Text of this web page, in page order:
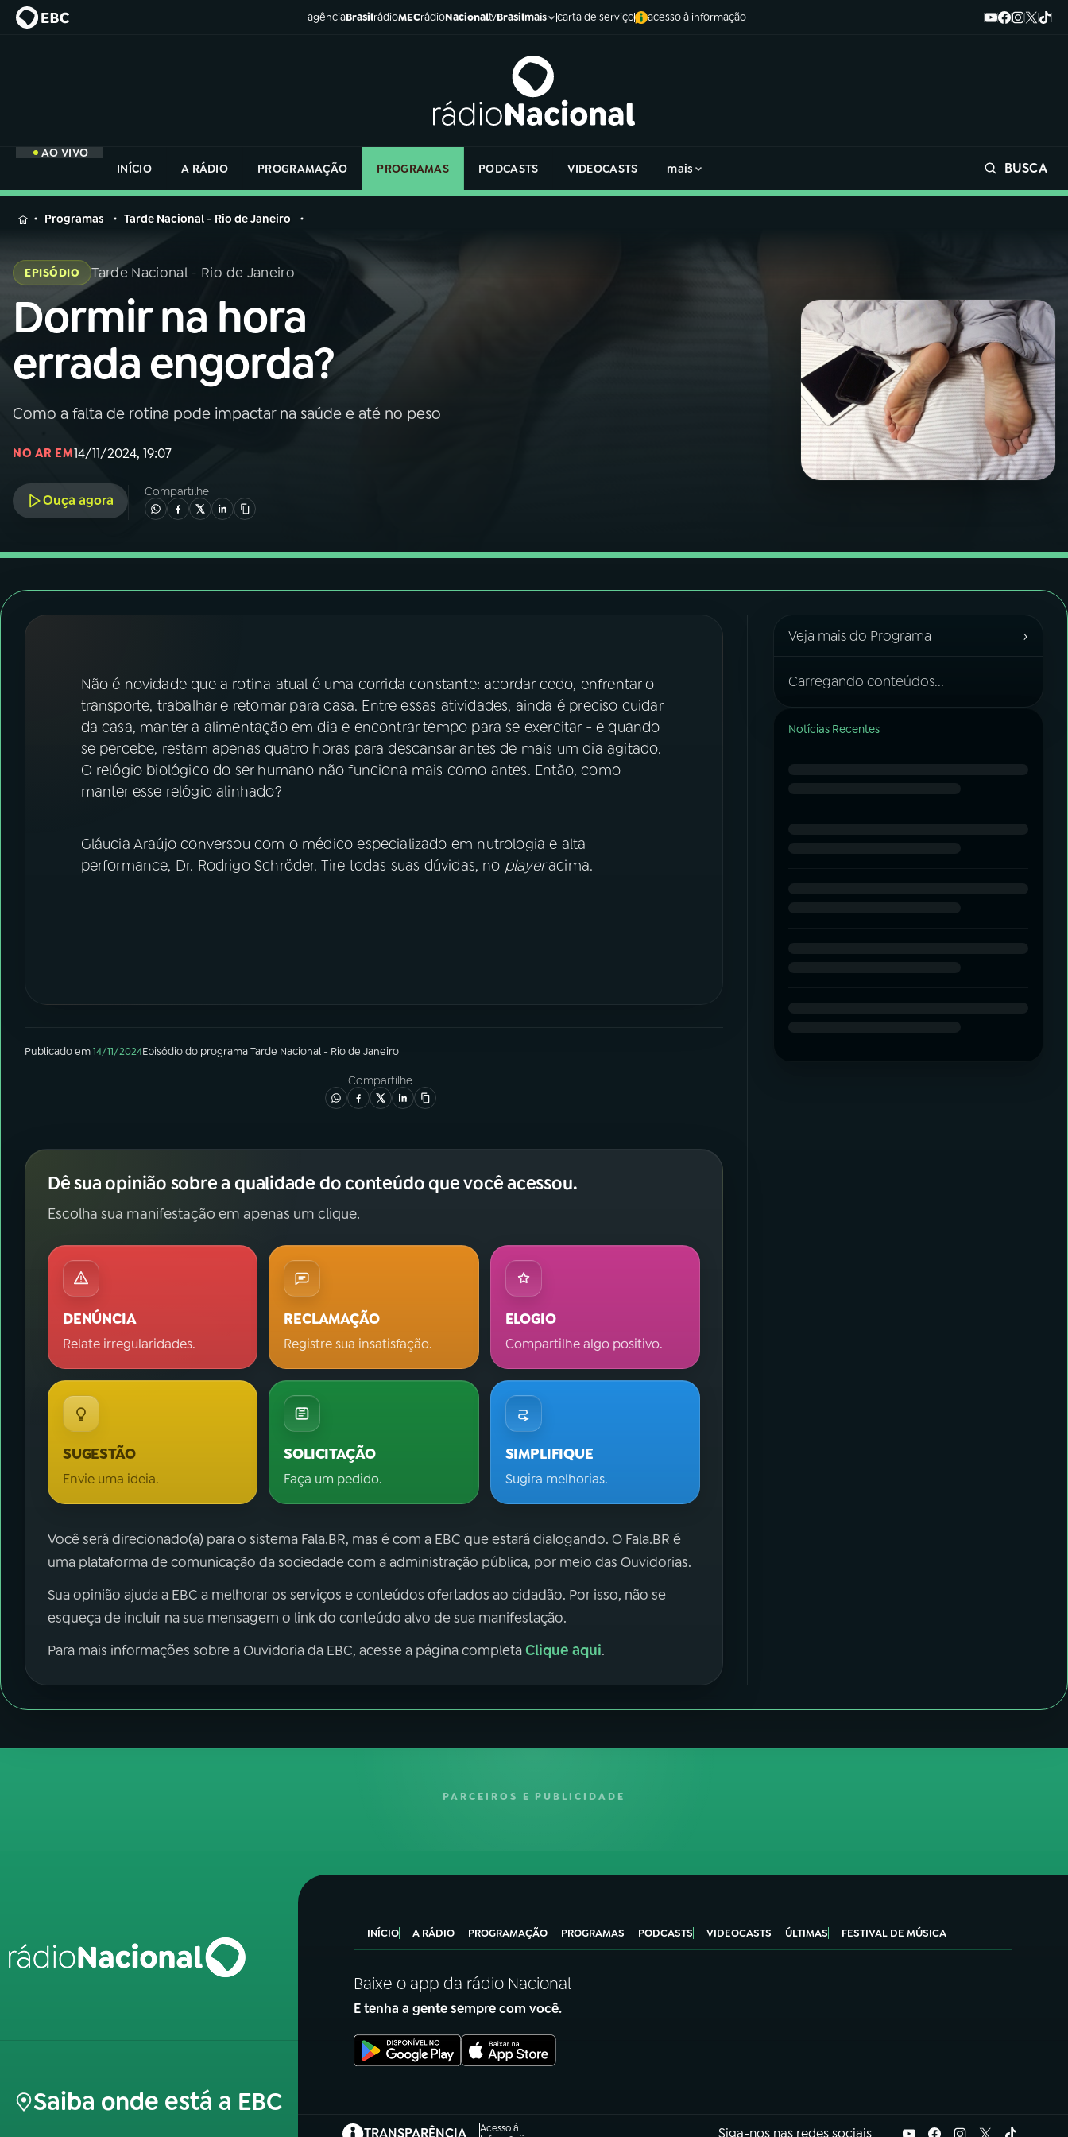
agênciaBrasilrádioMECrádioNacionaltvBrasilmais carta de serviço acesso à informação
AO VIVO
INÍCIO
A RÁDIO PROGRAMAÇÃO PROGRAMAS PODCASTS VIDEOCASTS mais BUSCA
MENU
Buscar
na
Rádio
Nacional
02A RÁDIO
03PROGRAMAÇÃO
04PROGRAMAS
ÚLTIMAS
FESTIVAL DE MÚSICA
YouTube Facebook
na
Rádio
Nacional
Programas Tarde Nacional - Rio de Janeiro
EPISÓDIO Tarde Nacional - Rio de Janeiro
Dormir na hora
errada engorda?
Como a falta de rotina pode impactar na saúde e até no peso
NO AR EM14/11/2024, 19:07
Ouça agora
Compartilhe
Não é novidade que a rotina atual é uma corrida constante: acordar cedo, enfrentar o
transporte, trabalhar e retornar para casa. Entre essas atividades, ainda é preciso cuidar
da casa, manter a alimentação em dia e encontrar tempo para se exercitar - e quando
se percebe, restam apenas quatro horas para descansar antes de mais um dia agitado.
O relógio biológico do ser humano não funciona mais como antes. Então, como
manter esse relógio alinhado?
Gláucia Araújo conversou com o médico especializado em nutrologia e alta
performance, Dr. Rodrigo Schröder. Tire todas suas dúvidas, no playeracima.
Publicado em14/11/2024Episódiodo programaTarde Nacional - Rio de Janeiro
Compartilhe
Dê sua opinião sobre a qualidade do conteúdo que você acessou.
Escolha sua manifestação em apenas um clique.
DENÚNCIA
Relate irregularidades.
RECLAMAÇÃO
Registre sua insatisfação.
ELOGIO
Compartilhe algo positivo.
SUGESTÃO
Envie uma ideia.
SOLICITAÇÃO
Faça um pedido.
SIMPLIFIQUE
Sugira melhorias.
Você será direcionado(a) para o sistema Fala.BR, mas é com a EBC que estará dialogando. O Fala.BR é
uma plataforma de comunicação da sociedade com a administração pública, por meio das Ouvidorias.
Sua opinião ajuda a EBC a melhorar os serviços e conteúdos ofertados ao cidadão. Por isso, não se
esqueça de incluir na sua mensagem o link do conteúdo alvo de sua manifestação.
Para mais informações sobre a Ouvidoria da EBC, acesse a página completaClique aqui.
Veja mais do Programa ›
Carregando conteúdos...
Notícias Recentes
PARCEIROS E PUBLICIDADE
Saiba onde está a EBC
INÍCIO A RÁDIO PROGRAMAÇÃO PROGRAMAS PODCASTS VIDEOCASTS ÚLTIMAS FESTIVAL DE MÚSICA
Baixe o app da rádio Nacional
E tenha a gente sempre com você.
TRANSPARÊNCIA
Acesso à
Siga-nos nas redes sociais